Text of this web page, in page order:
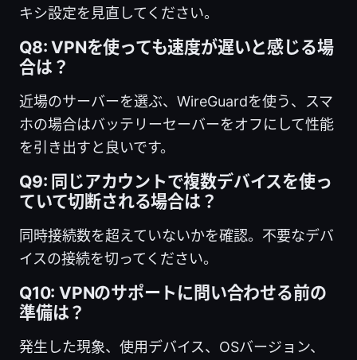
キシ設定を見直してください。
Q8: VPNを使っても速度が遅いと感じる場
合は？
近場のサーバーを選ぶ、WireGuardを使う、スマ
ホの場合はバッテリーセーバーをオフにして性能
を引き出すと良いです。
Q9: 同じアカウントで複数デバイスを使っ
ていて切断される場合は？
同時接続数を超えていないかを確認。不要なデバ
イスの接続を切ってください。
Q10: VPNのサポートに問い合わせる前の
準備は？
発生した現象、使用デバイス、OSバージョン、